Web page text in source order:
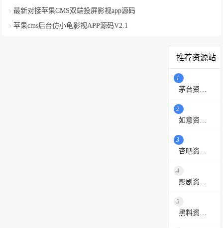
最新对接苹果CMS双端投屏影视app源码
苹果cms后台仿小龟影视APP源码V2.1
推荐资源站
1
2
3
4
5